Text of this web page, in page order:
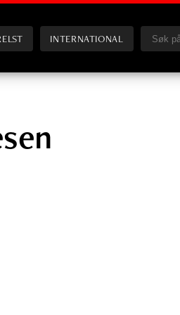
INTERNATIONAL